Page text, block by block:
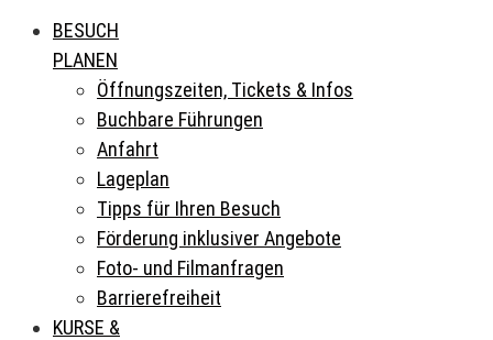
BESUCH
PLANEN
Öffnungszeiten, Tickets & Infos
Buchbare Führungen
Anfahrt
Lageplan
Tipps für Ihren Besuch
Förderung inklusiver Angebote
Foto- und Filmanfragen
Barrierefreiheit
KURSE &